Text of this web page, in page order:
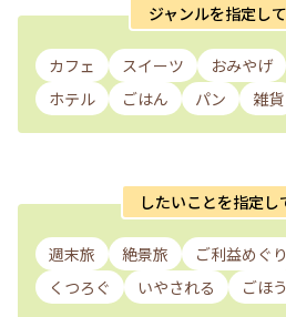
ジャンルを指定し
カフェ スイーツ おみやげ
ホテル
ごはん パン 雑貨
したいことを指定し
週末旅 絶景旅 ご利益めぐり
くつろぐ
いやされる ごほ